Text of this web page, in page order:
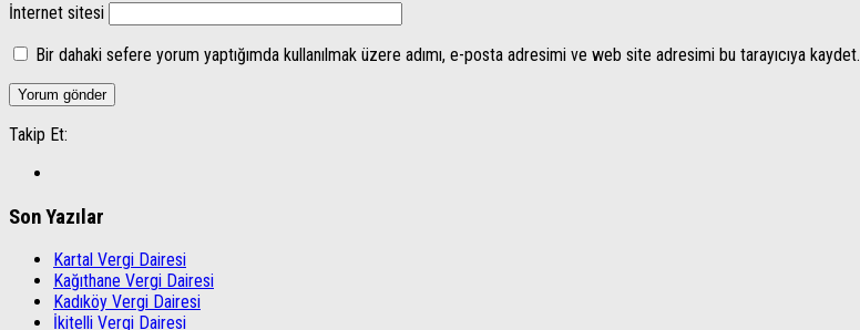
İnternet sitesi
Bir dahaki sefere yorum yaptığımda kullanılmak üzere adımı, e-posta adresimi ve web site adresimi bu tarayıcıya kaydet.
Takip Et:
Son Yazılar
Kartal Vergi Dairesi
Kağıthane Vergi Dairesi
Kadıköy Vergi Dairesi
İkitelli Vergi Dairesi